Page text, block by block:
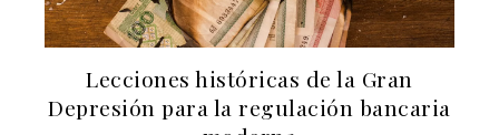
bancaria
El papel del Arrecife Barrera de
en la economía azul